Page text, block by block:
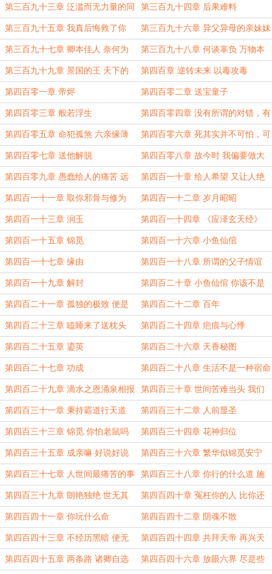
第三百九十三章 泛滥而无力量的同
情心 不过虚妄
第三百九十四章 后果难料
第三百九十五章 我真后悔救了你 第三百九十六章 异父异母的亲妹妹
第三百九十七章 卿本佳人 奈何为
贼
第三百九十八章 何谈辜负 万物本
就互相辜负
第三百九十九章 景国的王 天下的
法
第四百章 逆转未来 以毒攻毒
第四百零一章 帝烬 第四百零二章 送宝童子
第四百零三章 般若浮生 第四百零四章 没有所谓的对错，有
的只是强弱而已
第四百零五章 命犯孤煞 六亲缘薄 第四百零六章 死其实并不可怕，可
怕的是像死一样地活着
第四百零七章 送他解脱 第四百零八章 故今时 我偏要做大
恶之人 行大善之事
第四百零九章 愚蠢给人的痛苦 远
胜于命运
第四百一十章 给人希望 又让人绝
望
第四百一十一章 取你邪骨与修为
成就我身
第四百一十二章 岁月昭昭
第四百一十三章 润玉 第四百一十四章 《应泽玄天经》
第四百一十五章 锦觅 第四百一十六章 小鱼仙倌
第四百一十七章 缘由 第四百一十八章 所谓的父子情谊
不及权利万一
第四百一十九章 解封 第四百二十章 小鱼仙倌 你该不是
嫉妒我的天资了吧
第四百二十一章 孤独的极致 便是
享受
第四百二十二章 百年
第四百二十三章 瞌睡来了送枕头 第四百二十四章 疤痕与心悸
第四百二十五章 鎏英 第四百二十六章 天香秘图
第四百二十七章 功成 第四百二十八章 生活不是一种宿命
而是一种选择
第四百二十九章 滴水之恩涌泉相报
星火之仇燎原往复
第四百三十章 世间苦难当头 我们
敢怒敢言
第四百三十一章 秉持霸道行天道 第四百三十二章 人前显圣
第四百三十三章 锦觅 你怕老鼠吗 第四百三十四章 花神归位
第四百三十五章 成亲嘛 好说好说 第四百三十六章 繁华似锦觅安宁
第四百三十七章 人世间最痛苦的事
莫过于此
第四百三十八章 你行的什么道 施
的又是什么法
第四百三十九章 朗艳独绝 世无其
二
第四百四十章 冤枉你的人 比你还
知道你有多冤枉
第四百四十一章 你玩什么命 第四百四十二章 阴魂不散
第四百四十三章 不经历黑暗 便无
法懂得光明的难能可贵
第四百四十四章 共拜天帝 再兴天
地
第四百四十五章 两条路 诸卿自选 第四百四十六章 放眼六界 尽是些